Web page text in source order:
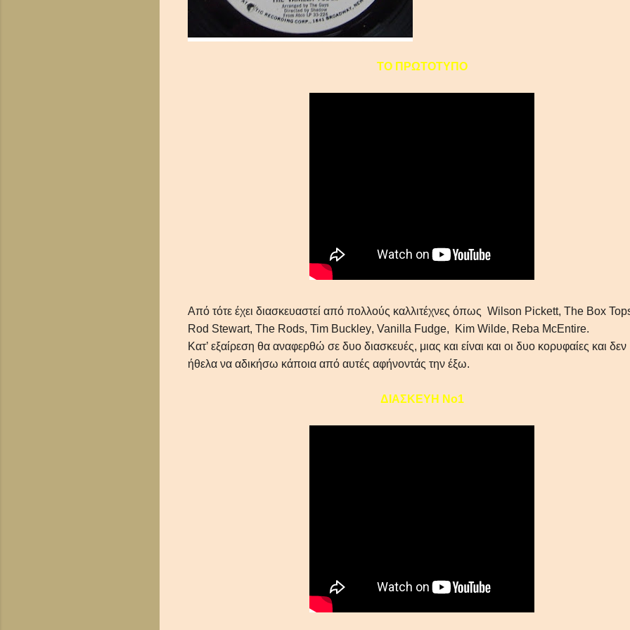
ΤΟ ΠΡΩΤΟΤΥΠΟ
Από τότε έχει διασκευαστεί από πολλούς καλλιτέχνες όπως Wilson Pickett, The Box
Rod Stewart, The Rods, Tim Buckley, Vanilla Fudge, Kim Wilde, Reba McEntire.
Κατ’ εξαίρεση θα αναφερθώ σε δυο διασκευές, μιας και είναι και οι δυο κορυφαίες και δεν
ήθελα να αδικήσω κάποια από αυτές αφήνοντάς την έξω.
ΔΙΑΣΚΕΥΗ Νο1